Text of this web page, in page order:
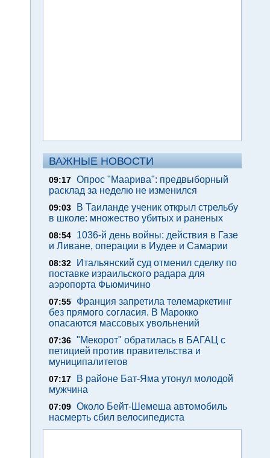
ВАЖНЫЕ НОВОСТИ
09:17 Опрос "Mаарива": предвыборный
расклад за неделю не изменился
09:03
В Таиланде ученик открыл стрельбу
в школе: множество убитых и раненых
08:54
1036-й день войны: действия в Газе
и Ливане, операции в Иудее и Самарии
08:32
Итальянский суд отменил сделку по
поставке израильского радара для
аэропорта Фьюмичино
07:55
Франция запретила телемаркетинг
без прямого согласия. В Марокко
опасаются массовых увольнений
07:36 "Мекорот" обратилась в БАГАЦ с
петицией против правительства и
муниципалитетов
07:17
В районе Бат-Яма утонул молодой
мужчина
07:09 Около Бейт-Шемеша автомобиль
насмерть сбил велосипедиста